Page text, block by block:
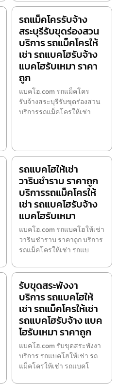
รถแม็คโครรับจ้าง
สระบุรีรับขุดร่องสวน
บริการ รถแม็คโครให้
เช่า รถแบคโฮรับจ้าง
แบคโฮรับเหมา ราคา
ถูก
แบคโฮ.com รถแม็คโคร
รับจ้างสระบุรีรับขุดร่องสวน
บริการรถแม็คโครให้เช่า
รถแบคโฮให้เช่า
วารินชำราบ ราคาถูก
บริการรถแม็คโครให้
เช่า รถแบคโฮรับจ้าง
แบคโฮรับเหมา
แบคโฮ.com รถแบคโฮให้เช่า
วารินชำราบ ราคาถูก บริการ
รถแม็คโครให้เช่า รถแบ
รับขุดสระพังงา
บริการ รถแบคโฮให้
เช่า รถแม็คโครให้เช่า
รถแบคโฮรับจ้าง แบค
โฮรับเหมา ราคาถูก
แบคโฮ.com รับขุดสระพังงา
บริการ รถแบคโฮให้เช่า รถ
แม็คโครให้เช่า รถแบคโ